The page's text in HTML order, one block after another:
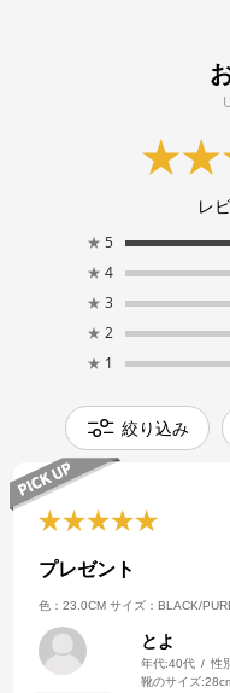
レ
★ 5
★ 4
★ 3
★ 2
★ 1
絞り込み
プレゼント
色：23.0CM サイズ：BLACK/
とよ
年代:40代 性
靴のサイズ: